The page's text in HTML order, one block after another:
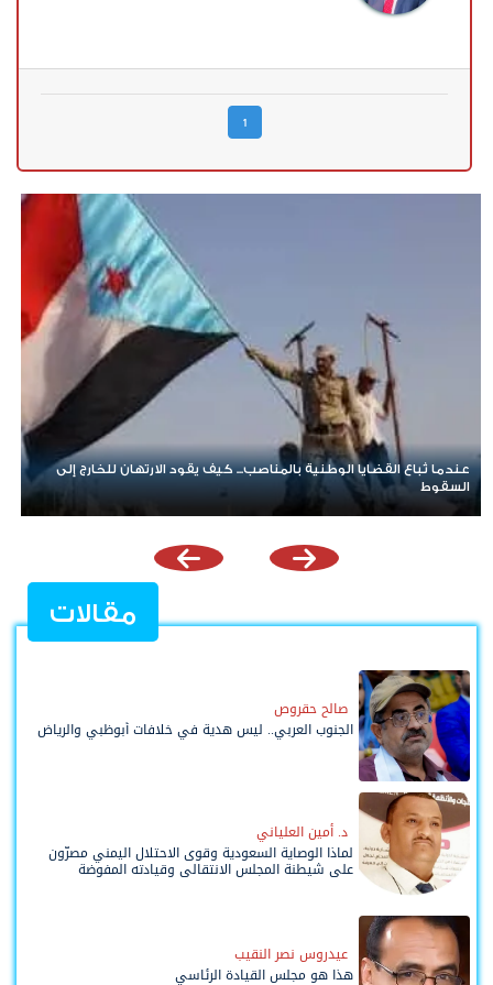
1
عندما تُباع القضايا الوطنية بالمناصب... كيف يقود الارتهان للخارج إلى
السقوط
مقالات
صالح حقروص
الجنوب العربي.. ليس هدية في خلافات أبوظبي والرياض
د. أمين العلياني
لماذا الوصاية السعودية وقوى الاحتلال اليمني مصرّون
على شيطنة المجلس الانتقالي وقيادته المفوضة
عيدروس نصر النقيب
هذا هو مجلس القيادة الرئاسي